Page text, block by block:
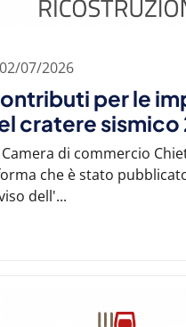
02/07/2026
per le
cratere sismico
Camera di commercio
che è stato
dell'...